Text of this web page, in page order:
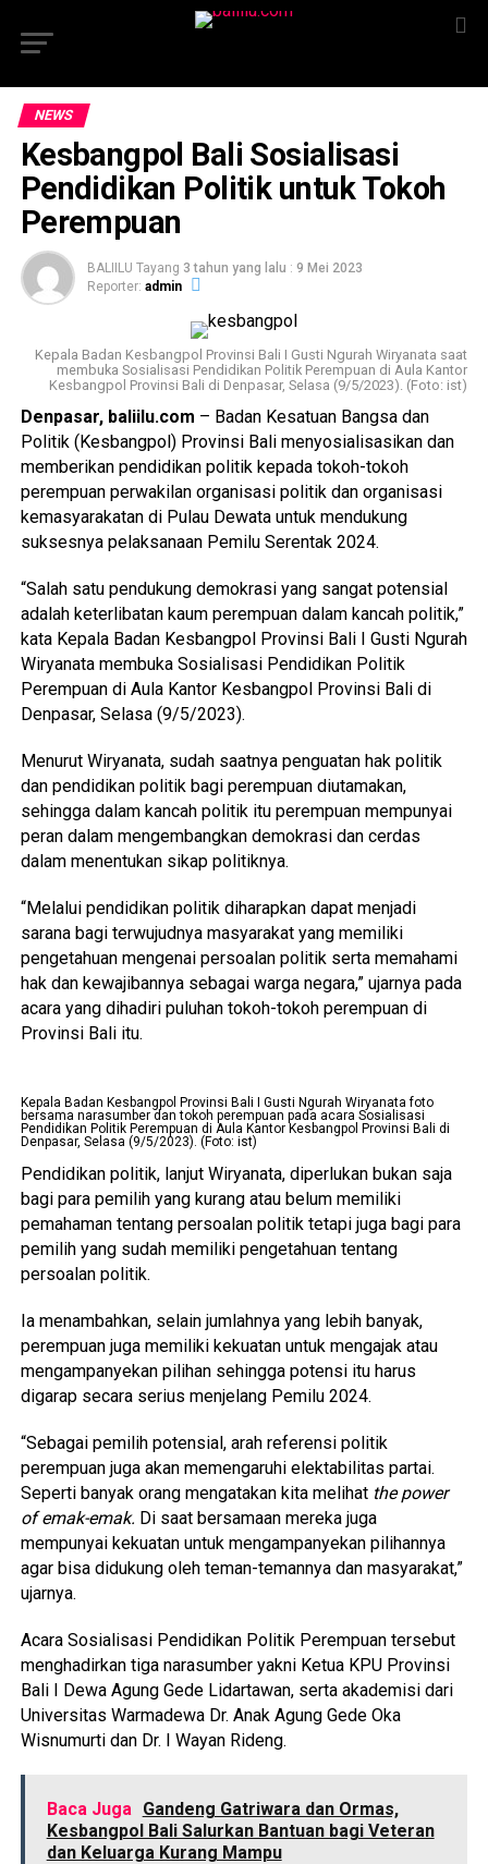
NEWS
Kesbangpol Bali Sosialisasi
Pendidikan Politik untuk Tokoh
Perempuan
BALIILU Tayang 3 tahun yang lalu : 9 Mei 2023
Reporter: admin
Kepala Badan Kesbangpol Provinsi Bali I Gusti Ngurah Wiryanata saat
membuka Sosialisasi Pendidikan Politik Perempuan di Aula Kantor
Kesbangpol Provinsi Bali di Denpasar, Selasa (9/5/2023). (Foto: ist)
Denpasar, baliilu.com – Badan Kesatuan Bangsa dan
Politik (Kesbangpol) Provinsi Bali menyosialisasikan dan
memberikan pendidikan politik kepada tokoh-tokoh
perempuan perwakilan organisasi politik dan organisasi
kemasyarakatan di Pulau Dewata untuk mendukung
suksesnya pelaksanaan Pemilu Serentak 2024.
“Salah satu pendukung demokrasi yang sangat potensial
adalah keterlibatan kaum perempuan dalam kancah politik,”
kata Kepala Badan Kesbangpol Provinsi Bali I Gusti Ngurah
Wiryanata membuka Sosialisasi Pendidikan Politik
Perempuan di Aula Kantor Kesbangpol Provinsi Bali di
Denpasar, Selasa (9/5/2023).
Menurut Wiryanata, sudah saatnya penguatan hak politik
dan pendidikan politik bagi perempuan diutamakan,
sehingga dalam kancah politik itu perempuan mempunyai
peran dalam mengembangkan demokrasi dan cerdas
dalam menentukan sikap politiknya.
“Melalui pendidikan politik diharapkan dapat menjadi
sarana bagi terwujudnya masyarakat yang memiliki
pengetahuan mengenai persoalan politik serta memahami
hak dan kewajibannya sebagai warga negara,” ujarnya pada
acara yang dihadiri puluhan tokoh-tokoh perempuan di
Provinsi Bali itu.
Kepala Badan Kesbangpol Provinsi Bali I Gusti Ngurah Wiryanata foto
bersama narasumber dan tokoh perempuan pada acara Sosialisasi
Pendidikan Politik Perempuan di Aula Kantor Kesbangpol Provinsi Bali di
Denpasar, Selasa (9/5/2023). (Foto: ist)
Pendidikan politik, lanjut Wiryanata, diperlukan bukan saja
bagi para pemilih yang kurang atau belum memiliki
pemahaman tentang persoalan politik tetapi juga bagi para
pemilih yang sudah memiliki pengetahuan tentang
persoalan politik.
Ia menambahkan, selain jumlahnya yang lebih banyak,
perempuan juga memiliki kekuatan untuk mengajak atau
mengampanyekan pilihan sehingga potensi itu harus
digarap secara serius menjelang Pemilu 2024.
“Sebagai pemilih potensial, arah referensi politik
perempuan juga akan memengaruhi elektabilitas partai.
Seperti banyak orang mengatakan kita melihat the power
of emak-emak. Di saat bersamaan mereka juga
mempunyai kekuatan untuk mengampanyekan pilihannya
agar bisa didukung oleh teman-temannya dan masyarakat,”
ujarnya.
Acara Sosialisasi Pendidikan Politik Perempuan tersebut
menghadirkan tiga narasumber yakni Ketua KPU Provinsi
Bali I Dewa Agung Gede Lidartawan, serta akademisi dari
Universitas Warmadewa Dr. Anak Agung Gede Oka
Wisnumurti dan Dr. I Wayan Rideng.
Baca Juga Gandeng Gatriwara dan Ormas,
Kesbangpol Bali Salurkan Bantuan bagi Veteran
dan Keluarga Kurang Mampu